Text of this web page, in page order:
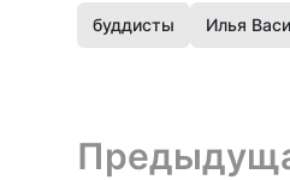
буддисты Илья
Предыдущая запись